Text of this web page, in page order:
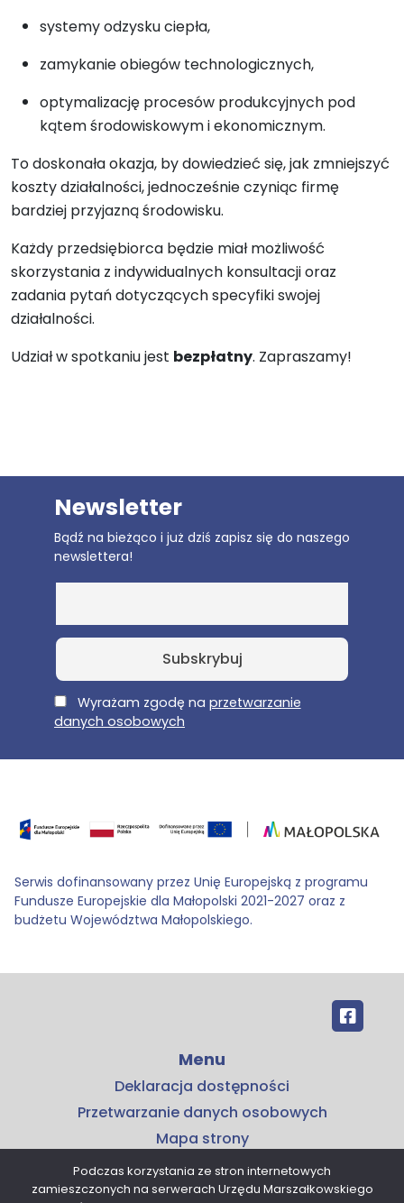
systemy odzysku ciepła,
zamykanie obiegów technologicznych,
optymalizację procesów produkcyjnych pod
kątem środowiskowym i ekonomicznym.
To doskonała okazja, by dowiedzieć się, jak zmniejszyć
koszty działalności, jednocześnie czyniąc firmę
bardziej przyjazną środowisku.
Każdy przedsiębiorca będzie miał możliwość
skorzystania z indywidualnych konsultacji oraz
zadania pytań dotyczących specyfiki swojej
działalności.
Udział w spotkaniu jest bezpłatny. Zapraszamy!
Newsletter
Bądź na bieżąco i już dziś zapisz się do naszego
newslettera!
E-MailWyrażam zgodę na przetwarzanie
danych osobowych
Serwis dofinansowany przez Unię Europejską z programu
Fundusze Europejskie dla Małopolski 2021-2027 oraz z
budżetu Województwa Małopolskiego.
Menu
Deklaracja dostępności
Przetwarzanie danych osobowych
Mapa strony
Kontakt
Podczas korzystania ze stron internetowych
zamieszczonych na serwerach Urzędu Marszałkowskiego